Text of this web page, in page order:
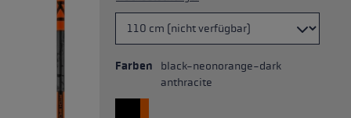
Farben
black-neonorange-dark
anthracite